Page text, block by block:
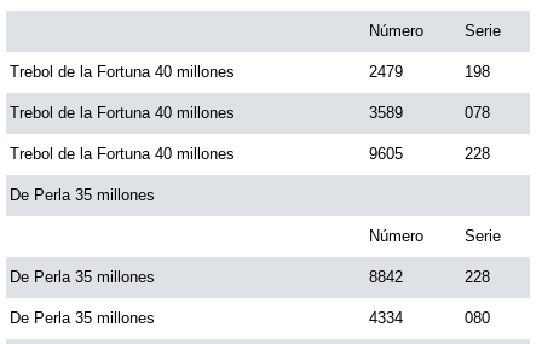
Sinuano Noche
Super Chontico Noche
Número Serie
Trebol de la Fortuna 40 millones 2479 198
Trebol de la Fortuna 40 millones 3589 078
Trebol de la Fortuna 40 millones 9605 228
De Perla 35 millones
Número Serie
De Perla 35 millones 8842 228
De Perla 35 millones 4334 080